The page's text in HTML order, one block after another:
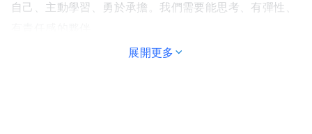
自己、主動學習、勇於承擔。我們需要能思考、有彈性、
展開更多